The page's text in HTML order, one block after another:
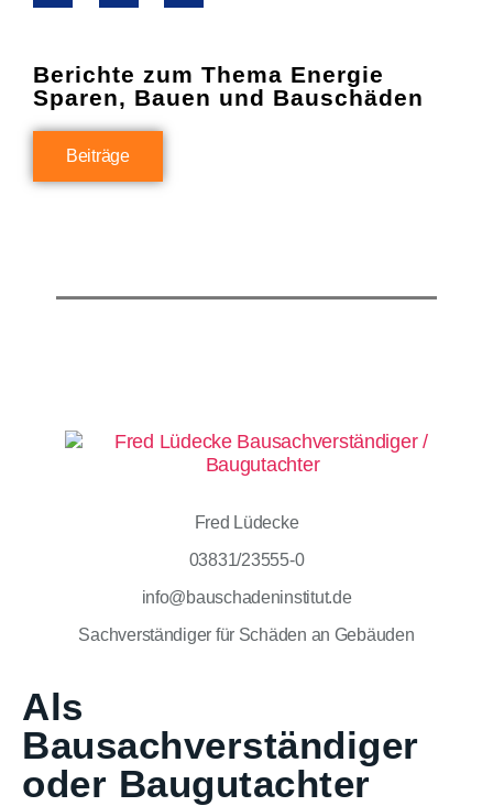
Berichte zum Thema Energie
Sparen, Bauen und Bauschäden
Beiträge
Fred Lüdecke
03831/23555-0
info@bauschadeninstitut.de
Sachverständiger für Schäden an Gebäuden
Als
Bausachverständiger
oder Baugutachter